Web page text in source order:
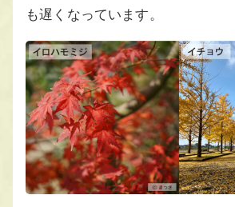
も遅くなっています。